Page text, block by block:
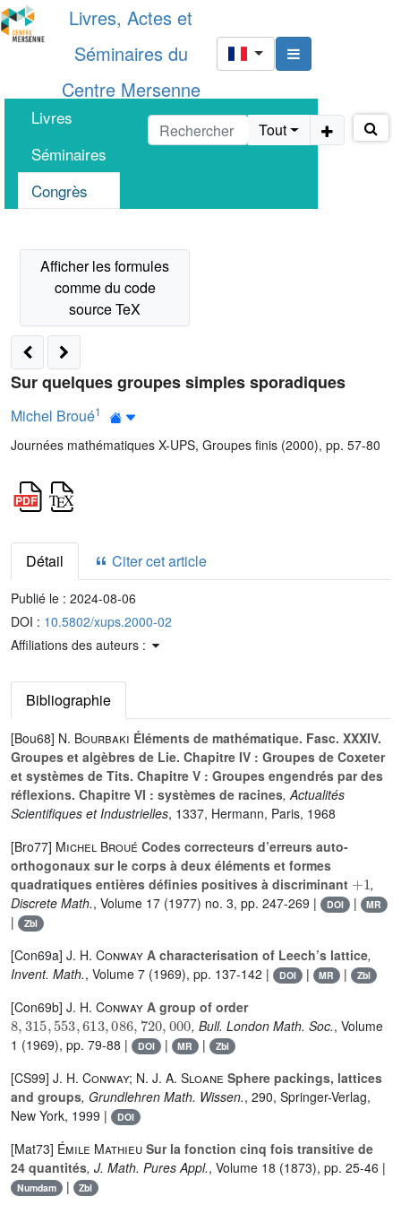
Livres, Actes et
Séminaires du
Centre Mersenne
Livres
Séminaires
Congrès
Tout
Sur quelques groupes simples sporadiques
Michel Broué1
Journées mathématiques X-UPS, Groupes finis (2000), pp. 57-80
Détail Citer cet article
Publié le : 2024-08-06
DOI : 10.5802/xups.2000-02
Affiliations des auteurs :
Bibliographie
[Bou68] N. Bourbaki Éléments de mathématique. Fasc. XXXIV.
Groupes et algèbres de Lie. Chapitre IV : Groupes de Coxeter
et systèmes de Tits. Chapitre V : Groupes engendrés par des
réflexions. Chapitre VI : systèmes de racines, Actualités
Scientifiques et Industrielles, 1337, Hermann, Paris, 1968
[Bro77] Michel Broué Codes correcteurs d’erreurs auto-
orthogonaux sur le corps à deux éléments et formes
quadratiques entières définies positives à discriminant
,
Discrete Math., Volume 17 (1977) no. 3, pp. 247-269 | DOI | MR
| Zbl
[Con69a] J. H. Conway A characterisation of Leech’s lattice,
Invent. Math., Volume 7 (1969), pp. 137-142 | DOI | MR | Zbl
[Con69b] J. H. Conway A group of order
8,315,553 613,086,720,000, Bull. London Math. Soc., Volume
1 (1969), pp. 79-88 | DOI | MR | Zbl
[CS99] J. H. Conway; N. J. A. Sloane Sphere packings, lattices
and groups, Grundlehren Math. Wissen., 290, Springer-Verlag,
New York, 1999 |
DOI
[Mat73] Émile Mathieu Sur la fonction cinq fois transitive de
24 quantités, J. Math. Pures Appl., Volume 18 (1873), pp. 25-46 |
Numdam | Zbl